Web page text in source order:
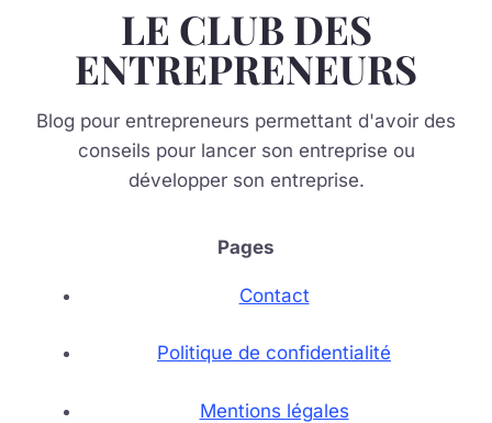
LE CLUB DES
ENTREPRENEURS
Blog pour entrepreneurs permettant d'avoir des
conseils pour lancer son entreprise ou
développer son entreprise.
Pages
Contact
Politique de confidentialité
Mentions légales